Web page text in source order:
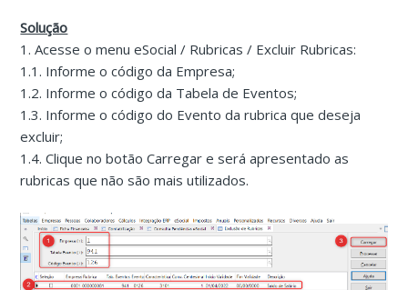
Solução
1. Acesse o menu eSocial / Rubricas / Excluir Rubricas:
1.1. Informe o código da Empresa;
1.2. Informe o código da Tabela de Eventos;
1.3. Informe o código do Evento da rubrica que deseja
excluir;
1.4. Clique no botão Carregar e será apresentado as
rubricas que não são mais utilizados.